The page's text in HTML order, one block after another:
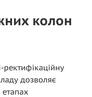
колон
ректифікаційну
дозволяє
етапах